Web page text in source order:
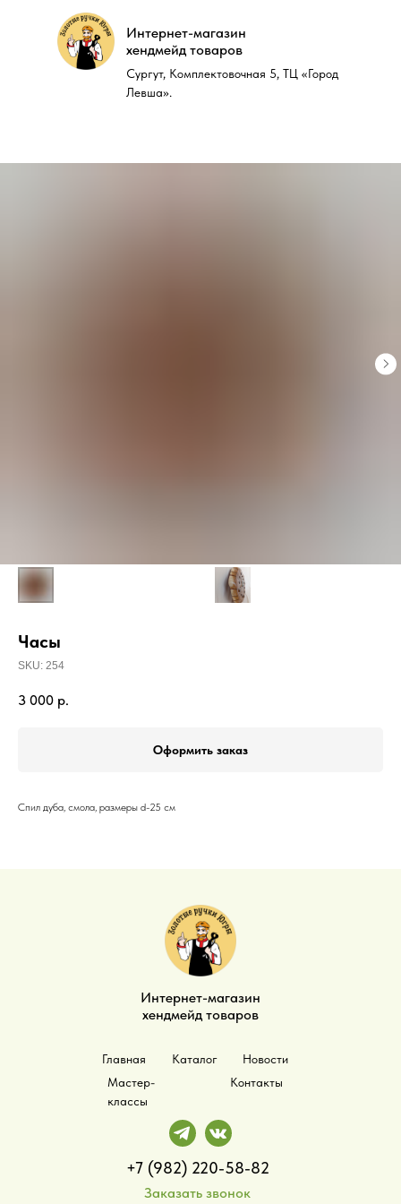
Интернет-магазин
хендмейд товаров
Сургут, Комплектовочная 5, ТЦ «Город
Левша».
Интернет-магазин
хендмейд товаров
Сургут, Комплектовочная 5, ТЦ «Город
Левша».
Часы
SKU: 254
3 000 р.
Оформить заказ
Спил дуба, смола, размеры d-25 см
Интернет-магазин
хендмейд товаров
Главная Каталог
Новости
Мастер-
классы
Контакты
+7 (982) 220-58-82
Заказать звонок